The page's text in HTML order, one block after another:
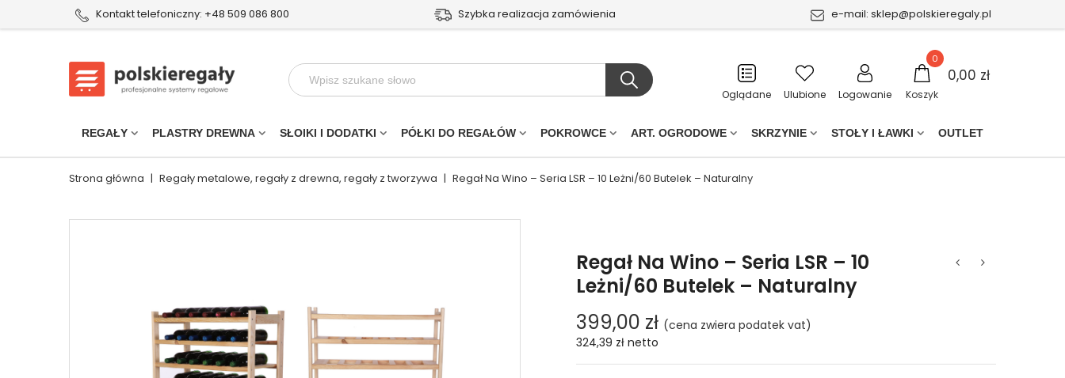
Kontakt telefoniczny: +48 509 086 800 Szybka realizacja zamówienia e-mail: sklep@polskieregaly.pl
Oglądane Ulubione Logowanie Koszyk
0
0,00 zł
REGAŁY PLASTRY DREWNA SŁOIKI I DODATKI PÓŁKI DO REGAŁÓW POKROWCE ART. OGRODOWE SKRZYNIE STOŁY I ŁAWKI OUTLET
Strona główna | Regały metalowe, regały z drewna, regały z tworzywa | Regał Na Wino – Seria LSR – 10 Leżni/60 Butelek – Naturalny
Regał Na Wino – Seria LSR – 10
Leżni/60 Butelek – Naturalny
399,00 zł (cena zwiera podatek vat)
324,39 zł netto